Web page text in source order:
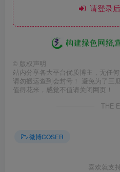
请登录
© 版权声明
站内分享各大平台优质博主，无任
请勿搬运查到会封号！ 避免为了三
值得花米，感觉不值请关闭网页！
THE
微博COSER
喜欢就支